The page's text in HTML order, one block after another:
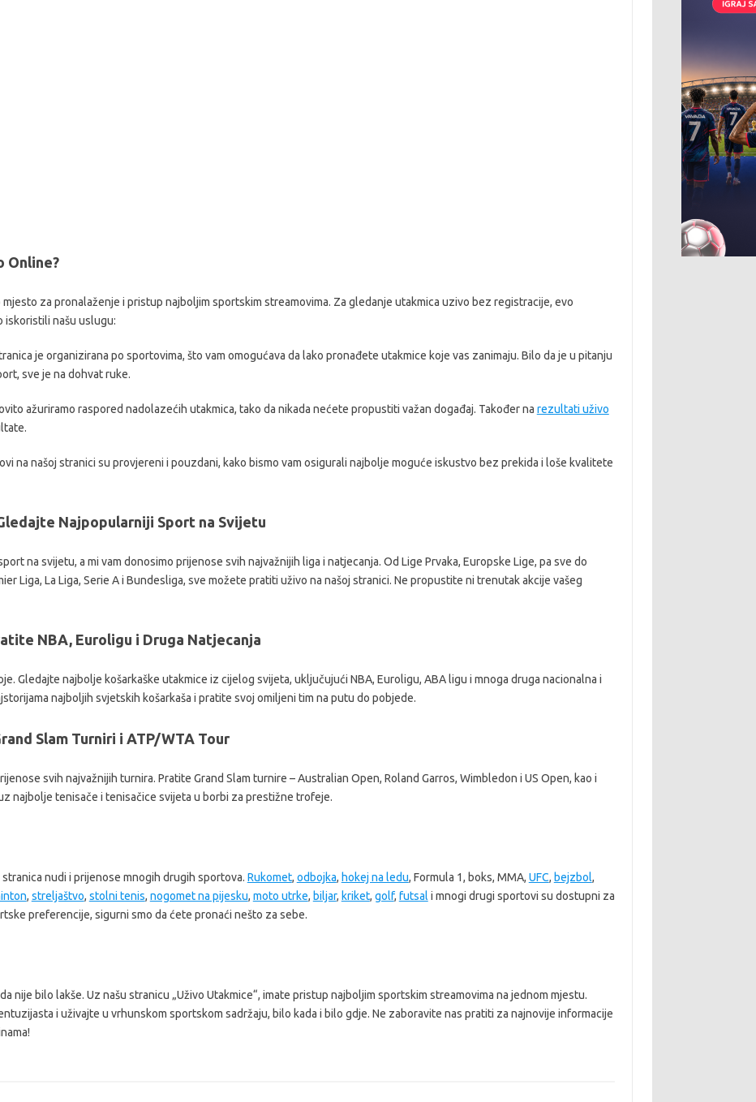
Online?
za pronalaženje i pristup najboljim sportskim streamovima. Za gledanje utakmica uzivo bez registracije, evo
iskoristili našu uslugu:
je organizirana po sportovima, što vam omogućava da lako pronađete utakmice koje vas zanimaju. Bilo da je u pitanju
sve je na dohvat ruke.
ažuriramo raspored nadolazećih utakmica, tako da nikada nećete propustiti važan događaj. Također na rezultati uživo
na našoj stranici su provjereni i pouzdani, kako bismo vam osigurali najbolje moguće iskustvo bez prekida i loše kvalitete
Najpopularniji Sport na Svijetu
na svijetu, a mi vam donosimo prijenose svih najvažnijih liga i natjecanja. Od Lige Prvaka, Europske Lige, pa sve do
Liga, La Liga, Serie A i Bundesliga, sve možete pratiti uživo na našoj stranici. Ne propustite ni trenutak akcije vašeg
NBA, Euroligu i Druga Natjecanja
Gledajte najbolje košarkaške utakmice iz cijelog svijeta, uključujući NBA, Euroligu, ABA ligu i mnoga druga nacionalna i
najboljih svjetskih košarkaša i pratite svoj omiljeni tim na putu do pobjede.
Slam Turniri i ATP/WTA Tour
svih najvažnijih turnira. Pratite Grand Slam turnire – Australian Open, Roland Garros, Wimbledon i US Open, kao i
najbolje tenisače i tenisačice svijeta u borbi za prestižne trofeje.
nudi i prijenose mnogih drugih sportova. Rukomet, odbojka, hokej na ledu, Formula 1, boks, MMA, UFC, bejzbol,
, streljaštvo, stolni tenis, nogomet na pijesku, moto utrke, biljar, kriket, golf, futsal i mnogi drugi sportovi su dostupni za
preferencije, sigurni smo da ćete pronaći nešto za sebe.
nije bilo lakše. Uz našu stranicu „Uživo Utakmice“, imate pristup najboljim sportskim streamovima na jednom mjestu.
i uživajte u vrhunskom sportskom sadržaju, bilo kada i bilo gdje. Ne zaboravite nas pratiti za najnovije informacije